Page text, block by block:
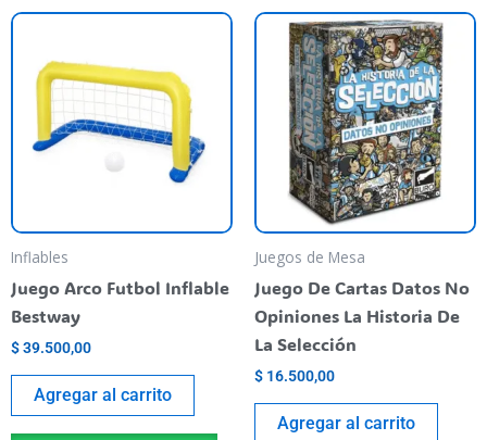
Inflables
Juego Arco Futbol Inflable
Bestway
$39.500,00
Agregar al carrito
Juegos de Mesa
Juego De Cartas Datos No
Opiniones La Historia De
La Selección
$ 16.500,00
Agregar al carrito